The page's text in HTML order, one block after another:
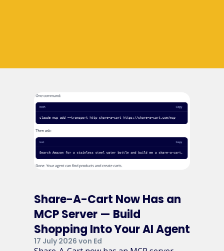
Share-A-Cart Now Has an
MCP Server — Build
Shopping Into Your AI Agent
17 July 2026 von Ed